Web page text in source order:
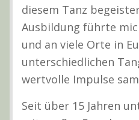
diesem Tanz
Ausbildung führte
und an viele Orte in
unterschiedlichen
wertvolle Impulse
Seit über 15 Jahren